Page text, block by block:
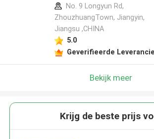
No. 9 Longyun Rd,
ZhouzhuangTown, Jiangyin,
Jiangsu ,CHINA
5.0
Geverifieerde
Bekijk meer
Krijg de beste prijs